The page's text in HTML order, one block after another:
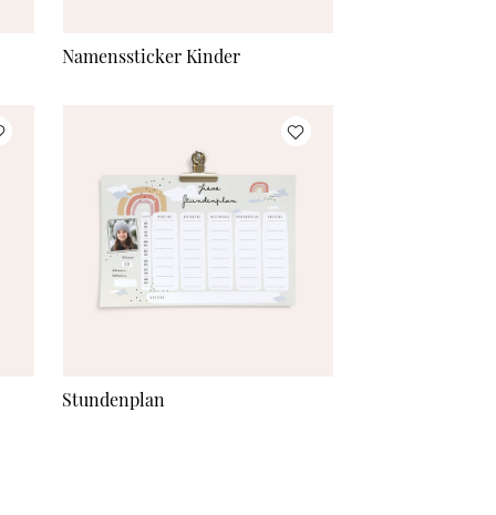
Namenssticker Kinder
Stundenplan